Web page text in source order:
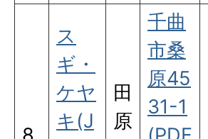
ス
ギ・
ケヤ
キ(J
田
原
千曲
市桑
原45
31-1